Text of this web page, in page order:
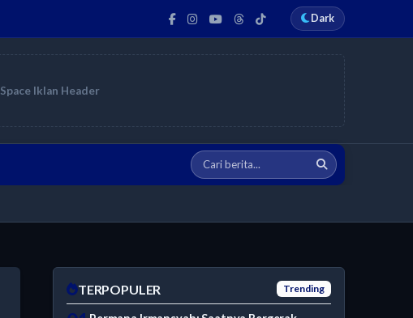
Dark
Space Iklan Header
TERPOPULER Trending